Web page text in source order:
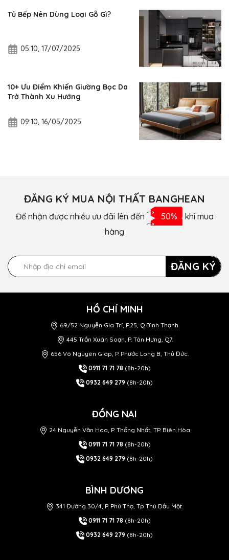
Tủ Bếp Nên Dùng Loại Gỗ Gì?
05:10, 17/07/2025
10+ Ưu Điểm Khiến Giường Bọc Da
Trở Thành Xu Hướng
09:10, 16/05/2025
ĐĂNG KÝ MUA NỘI THẤT BANGHEAN
Để nhận được nhiều ưu đãi lên đến 50% khi mua
hàng
ĐĂNG KÝ
HỒ CHÍ MINH
69/52 Nguyễn Gia Trí, P.25, Q.Bình Thạnh.
445 Trần Xuân Soạn, P. Tân Hưng, Q7.
656 Võ Nguyên Giáp, P. Phước Long B, Thủ Đức.
0911 71 71 78 (8h-20h)
0932 649 279 (8h-20h)
ĐỒNG NAI
24 Nguyễn Văn Hoa, P. Thống Nhất, TP. Biên Hòa
0911 71 71 78 (8h-20h)
0932 649 279 (8h-20h)
BÌNH DƯƠNG
341 Đường 30/4, P. Phú Thọ, Tp Thủ Dầu Một.
0911 71 71 78 (8h-20h)
0932 649 279 (8h-20h)